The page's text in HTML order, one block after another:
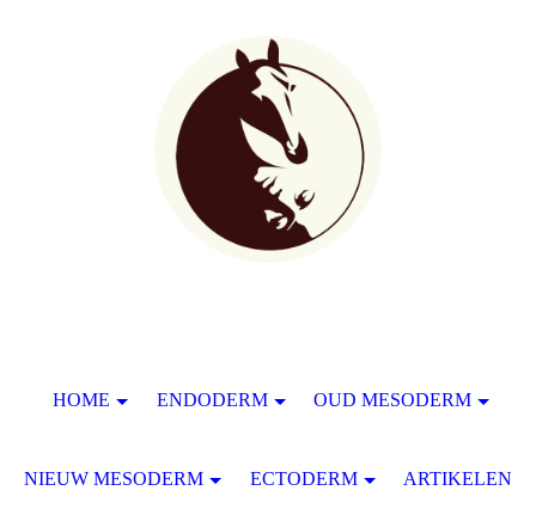
HOME ENDODERM OUD MESODERM
NIEUW MESODERM ECTODERM ARTIKELEN